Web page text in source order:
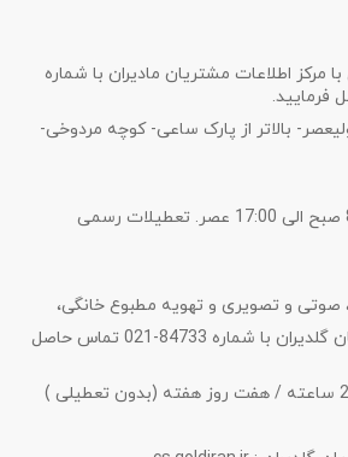
مرکز اطلاعات مشتریان مادیران با شماره
بالاتر از پارک ساعی- کوچه مردوخی-
شنبه تا پنج شنبه : از 8 صبح الی 17:00 عصر. تعطیلات رسمی
و تصویری و تهویه مطبوع خانگی،
با مرکز اطلاعات مشتریان گلدیران با شماره 84733-021 تماس حاصل